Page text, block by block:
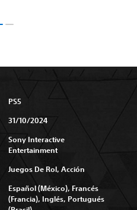
PS5
31/10/2024
Sony Interactive
Entertainment
Juegos De Rol, Acción
Español (México), Francés
(Francia), Inglés, Portugués